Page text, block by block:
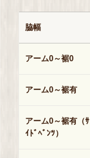
脇幅
アーム0～裾0
アーム0～裾有
アーム0～裾有（ｻ
ｲﾄﾞﾍﾞﾝﾂ）